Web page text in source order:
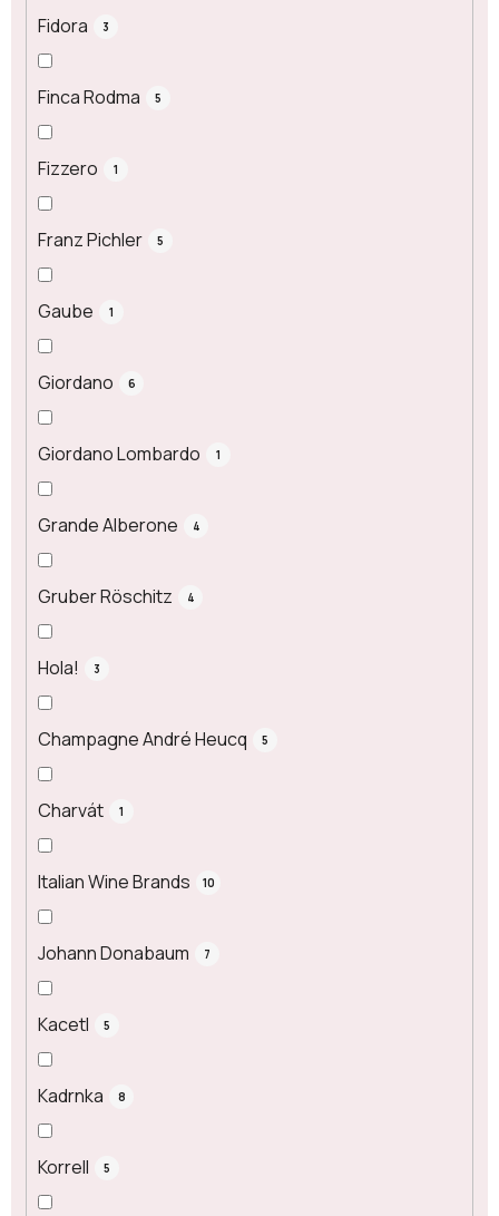
Fidora 3
Finca Rodma 5
Fizzero 1
Franz Pichler 5
Gaube 1
Giordano 6
Giordano Lombardo 1
Grande Alberone 4
Gruber Röschitz 4
Hola! 3
Champagne André Heucq 5
Charvát 1
Italian Wine Brands 10
Johann Donabaum 7
Kacetl 5
Kadrnka 8
Korrell 5